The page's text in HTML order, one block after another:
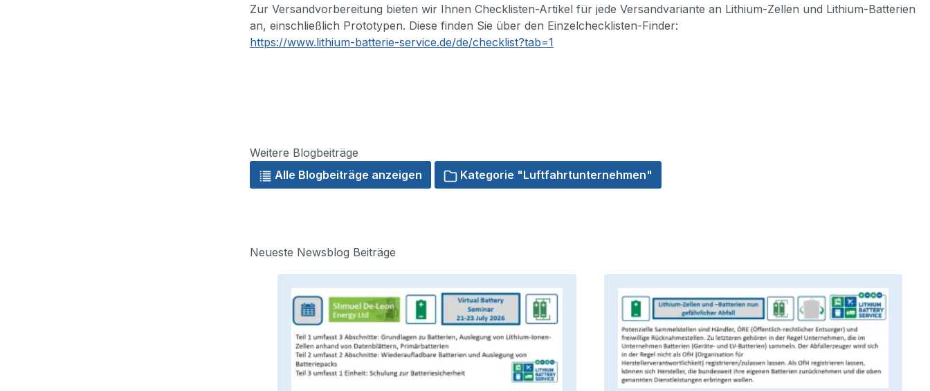
Zur Versandvorbereitung bieten wir Ihnen Checklisten-Artikel für jede Versandvariante an Lithium-Zellen und Lithium-Batterien
an, einschließlich Prototypen. Diese finden Sie über den Einzelchecklisten-Finder:
https://www.lithium-batterie-service.de/de/checklist?tab=1
Weitere Blogbeiträge
Alle Blogbeiträge anzeigen
Kategorie "Luftfahrtunternehmen"
Neueste Newsblog Beiträge